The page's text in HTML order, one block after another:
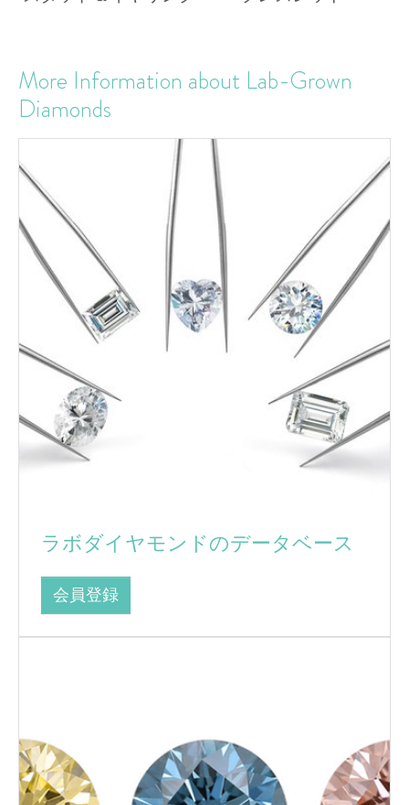
More Information about Lab-Grown
Diamonds
ラボダイヤモンドのデータベース
会員登録